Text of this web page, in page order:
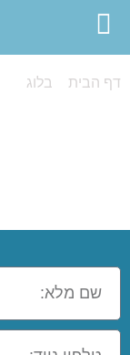
דף הבית בלוג